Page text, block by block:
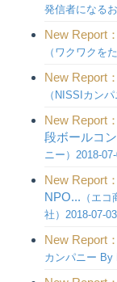
発信者になる
New Report：
（ワクワクを
New Report：
（NISSIカン
New Report：
段ボールコ
ニー）2018-
New Report：
NPO... （エ
社）2018-07-03
New Report：
カンパニー By